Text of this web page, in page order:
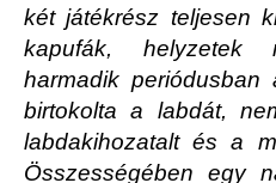
két játékrész teljesen
kapufák, helyzetek
harmadik
birtokolta a labdát,
labdakihozatalt és a
Összességében egy